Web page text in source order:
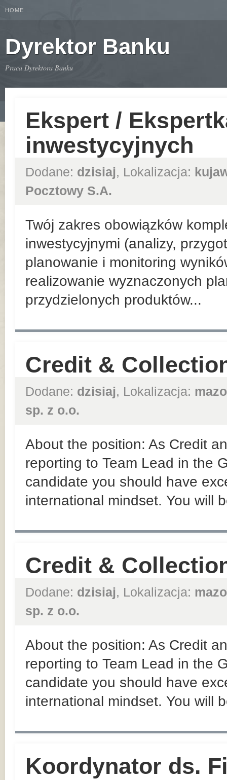
HOME
Dyrektor Banku
Praca Dyrektora Banku
Ekspert /
inwestycyjnych
Dodane: dzisiaj, Lokalizacja:
Pocztowy S.A.
Twój zakres obowiązków
inwestycyjnymi (analizy,
planowanie i monitoring
realizowanie wyznaczonych
przydzielonych produktów...
Credit &
Dodane: dzisiaj, Lokalizacja:
sp. z o.o.
About the position: As Credit
reporting to Team Lead in the
candidate you should have
international mindset. You will
Credit &
Dodane: dzisiaj, Lokalizacja:
sp. z o.o.
About the position: As Credit
reporting to Team Lead in the
candidate you should have
international mindset. You will
Koordynator ds.